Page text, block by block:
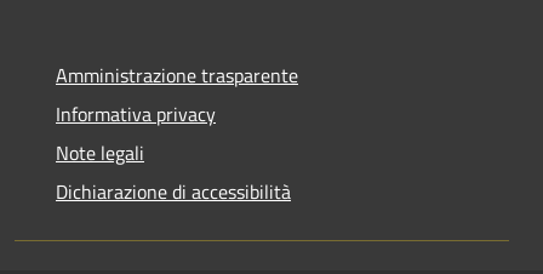
Amministrazione trasparente
Informativa privacy
Note legali
Dichiarazione di accessibilità